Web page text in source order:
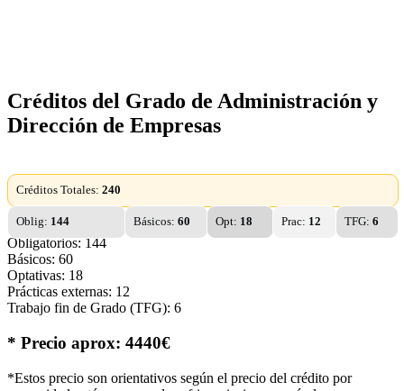
Créditos del Grado de Administración y
Dirección de Empresas
Créditos Totales: 240
Oblig: 144 Básicos: 60 Opt: 18 Prac: 12 TFG:6
Obligatorios: 144
Básicos: 60
Optativas: 18
Prácticas externas: 12
Trabajo fin de Grado (TFG): 6
* Precio aprox: 4440€
*Estos precio son orientativos según el precio del crédito por